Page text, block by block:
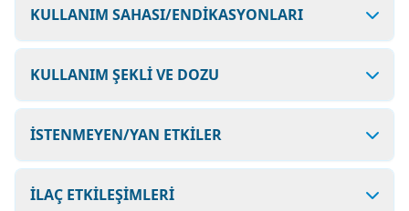
KULLANIM SAHASI/ENDİKASYONLARI
KULLANIM ŞEKLİ VE DOZU
İSTENMEYEN/YAN ETKİLER
İLAÇ ETKİLEŞİMLERİ